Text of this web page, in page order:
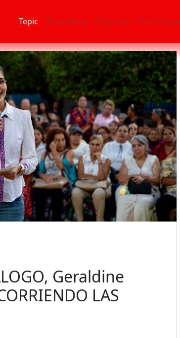
Tepic Zona Norte Zona Sur Zona Costa
Geraldine
LAS